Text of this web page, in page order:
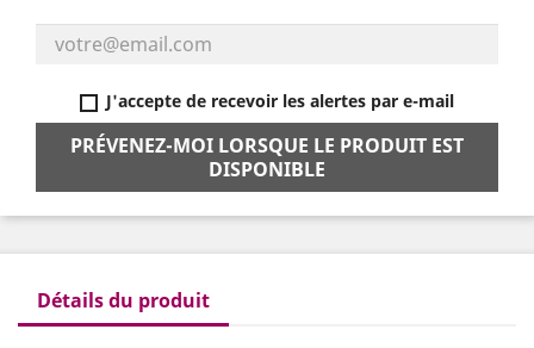
J'accepte de recevoir les alertes par e-mail
PRÉVENEZ-MOI LORSQUE LE PRODUIT EST
DISPONIBLE
Détails du produit